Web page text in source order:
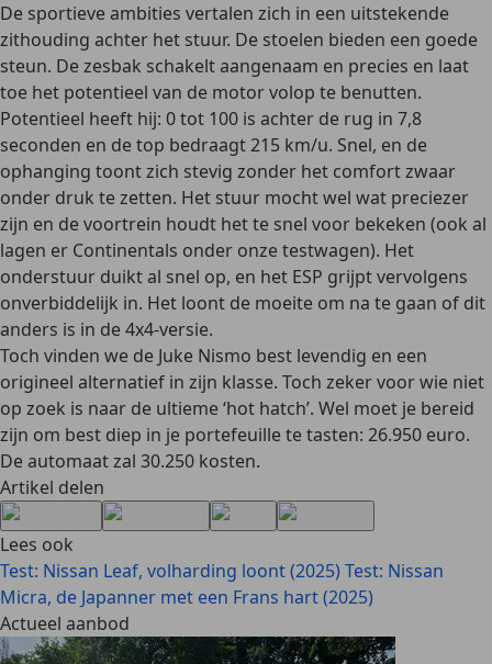
De sportieve ambities vertalen zich in een uitstekende
zithouding achter het stuur. De stoelen bieden een goede
steun. De zesbak schakelt aangenaam en precies en laat
toe het potentieel van de motor volop te benutten.
Potentieel heeft hij: 0 tot 100 is achter de rug in 7,8
seconden en de top bedraagt 215 km/u. Snel, en de
ophanging toont zich stevig zonder het comfort zwaar
onder druk te zetten. Het stuur mocht wel wat preciezer
zijn en de voortrein houdt het te snel voor bekeken (ook al
lagen er Continentals onder onze testwagen). Het
onderstuur duikt al snel op, en het ESP grijpt vervolgens
onverbiddelijk in. Het loont de moeite om na te gaan of dit
anders is in de 4x4-versie.
Toch vinden we de Juke Nismo best levendig en een
origineel alternatief in zijn klasse. Toch zeker voor wie niet
op zoek is naar de ultieme ‘hot hatch’. Wel moet je bereid
zijn om best diep in je portefeuille te tasten: 26.950 euro.
De automaat zal 30.250 kosten.
Artikel delen
Lees ook
Test: Nissan Leaf, volharding loont (2025) Test: Nissan
Micra, de Japanner met een Frans hart (2025)
Actueel aanbod